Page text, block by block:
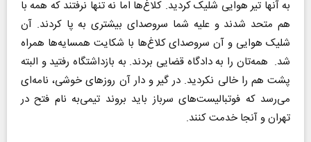
به آنها تیر هوایی شلیک کردید. کلاغ‌ها اما نه تنها نرفتند که همه با
هم متحد شدند و علیه شما سروصدای بیشتری به پا کردند. آن
شلیک هوایی و آن سروصدای کلاغ‌ها با شکایت همسایه‌ها همراه
شد. همه‌تان را به دادگاه قضایی بردند. به بازداشتگاه رفتید و البته
پشت هم را خالی نکردید. در گیر و دار آن روزهای خوشی، نامه‌ای
می‌رسد که فوتبالیست‌های ‌سرباز باید بروند تیمی‌به نام فتح در
تهران و آنجا خدمت کنند.